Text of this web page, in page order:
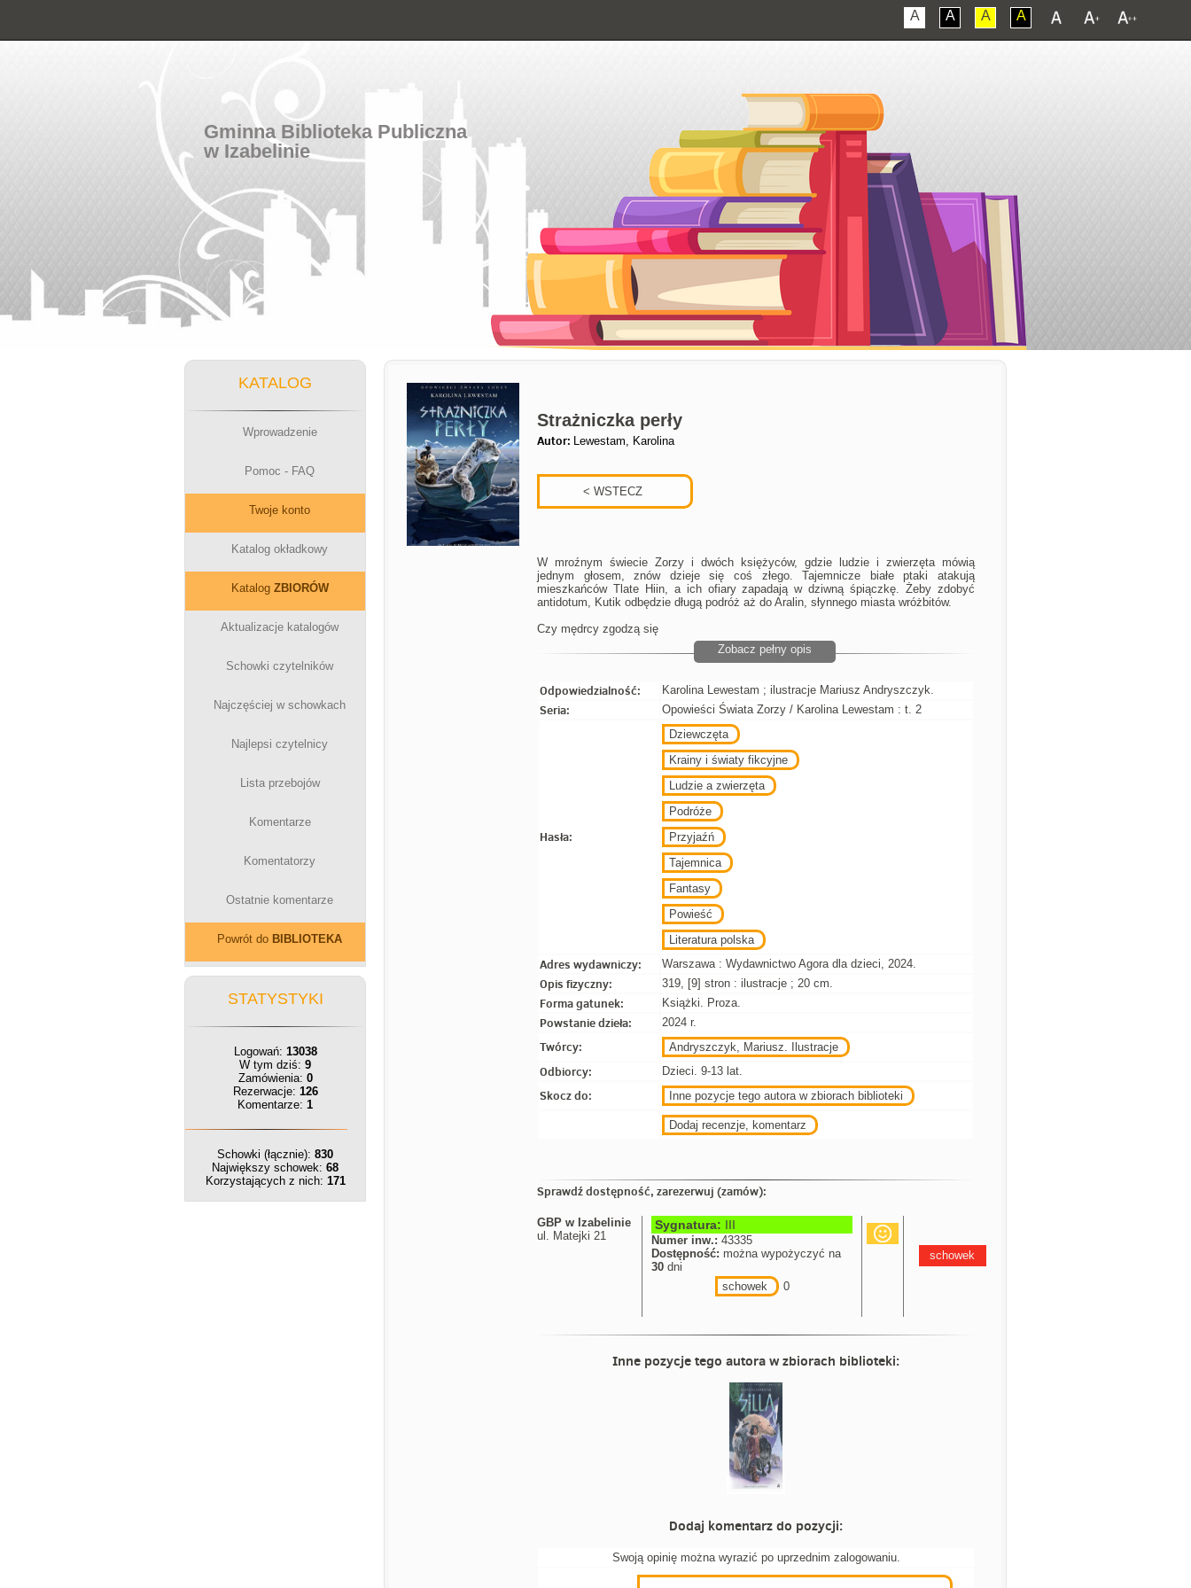
A A A A
Gminna Biblioteka Publiczna
w Izabelinie
KATALOG
Wprowadzenie
Pomoc - FAQ
Twoje konto
Katalog okładkowy
Katalog ZBIORÓW
Aktualizacje katalogów
Schowki czytelników
Najczęściej w schowkach
Najlepsi czytelnicy
Lista przebojów
Komentarze
Komentatorzy
Ostatnie komentarze
Powrót do BIBLIOTEKA
STATYSTYKI
Logowań: 13038
W tym dziś: 9
Zamówienia: 0
Rezerwacje: 126
Komentarze: 1
Schowki (łącznie): 830
Największy schowek: 68
Korzystających z nich: 171
Strażniczka perły
Autor: Lewestam, Karolina
W mroźnym świecie Zorzy i dwóch księżyców, gdzie ludzie i zwierzęta mówią
jednym głosem, znów dzieje się coś złego. Tajemnicze białe ptaki atakują
mieszkańców Tlate Hiin, a ich ofiary zapadają w dziwną śpiączkę. Żeby zdobyć
antidotum, Kutik odbędzie długą podróż aż do Aralin, słynnego miasta wróżbitów.
Czy mędrcy zgodzą się
Zobacz pełny opis
Odpowiedzialność: Karolina Lewestam ; ilustracje Mariusz Andryszczyk.
Seria: Opowieści Świata Zorzy / Karolina Lewestam : t. 2
Hasła:
Dziewczęta
Krainy i światy fikcyjne
Ludzie a zwierzęta
Podróże
Przyjaźń
Tajemnica
Fantasy
Powieść
Literatura polska
Adres wydawniczy: Warszawa : Wydawnictwo Agora dla dzieci, 2024.
Opis fizyczny: 319, [9] stron : ilustracje ; 20 cm.
Forma gatunek: Książki. Proza.
Powstanie dzieła: 2024 r.
Twórcy: Andryszczyk, Mariusz. Ilustracje
Odbiorcy: Dzieci. 9-13 lat.
Skocz do: Inne pozycje tego autora w zbiorach biblioteki
Dodaj recenzje, komentarz
Sprawdź dostępność, zarezerwuj (zamów):
GBP w Izabelinie
ul. Matejki 21
Sygnatura: III
Numer inw.: 43335
Dostępność: można wypożyczyć na
30 dni
schowek
0
schowek
Inne pozycje tego autora w zbiorach biblioteki:
Dodaj komentarz do pozycji:
Swoją opinię można wyrazić po uprzednim zalogowaniu.